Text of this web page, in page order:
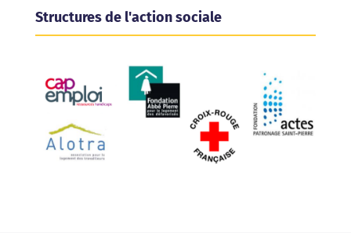
Structures de l'action sociale